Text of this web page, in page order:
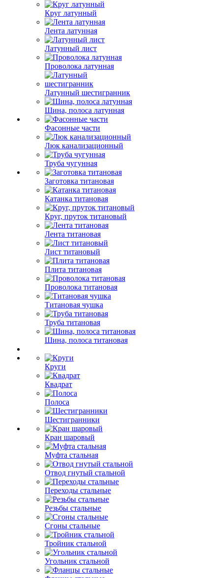
Круг латунный
Лента латунная
Латунный лист
Проволока латунная
Латунный шестигранник
Шина, полоса латунная
Фасонные части
Люк канализационный
Труба чугунная
Заготовка титановая
Катанка титановая
Круг, пруток титановый
Лента титановая
Лист титановый
Плита титановая
Проволока титановая
Титановая чушка
Труба титановая
Шина, полоса титановая
Круги
Квадрат
Полоса
Шестигранники
Кран шаровый
Муфта стальная
Отвод гнутый стальной
Переходы стальные
Резьбы стальные
Сгоны стальные
Тройник стальной
Угольник стальной